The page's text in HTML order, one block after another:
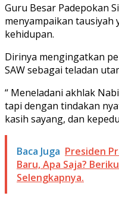
Guru Besar Padepokan
menyampaikan tausiyah
kehidupan.
Dirinya mengingatkan
SAW sebagai teladan
“ Meneladani akhlak
tapi dengan tindakan
kasih sayang, dan
Baca Juga Presiden
Baru, Apa Saja?
Selengkapnya.